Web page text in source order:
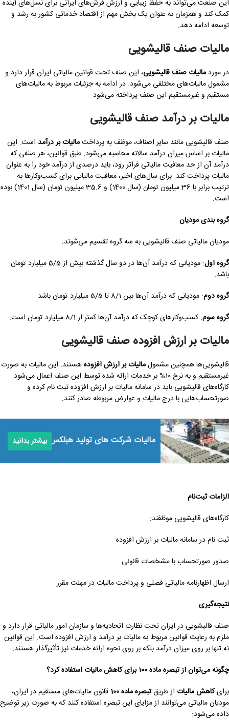
این صنعت می‌تواند به حفظ زیبایی و ارزش فرش‌های ایرانی برای نسل‌های آینده
کمک کند و همزمان به عنوان یک بخش مهم از اقتصاد خدماتی کشور به رشد و
توسعه ادامه دهد.
مالیات صنف قالیشویی
در موردمالیات صنف قالیشویی، این صنف تحت قوانین مالیاتی ایران قرار دارد و
مشمول مالیات‌های مختلفی می‌شود. در ادامه به جزئیات مربوط به مالیات‌های
مستقیم و غیرمستقیم این صنف پرداخته می‌شود.
مالیات بر درآمد صنف قالیشویی
صنف قالیشویی مانند سایر اصناف، موظف به پرداختمالیات بر درآمد است. این
مالیات بر اساس میزان درآمد سالانه محاسبه می‌شود. طبق قوانین، هر صنفی که
درآمد آن از حد معافیت مالیاتی فراتر رود، باید درصدی از درآمد خود را به عنوان
مالیات پرداخت کند. برای سال‌های اخیر، معافیت مالیاتی برای کسب‌وکارها به
ترتیب برابر با 36 میلیون تومان (سال 1400) و 35.6 میلیون تومان (سال 1401) بوده
است.
گروه بندی مودیان
مودیان مالیاتی صنف قالیشویی به سه گروه تقسیم می‌شوند:
گروه اول
: مودیانی که درآمد آن‌ها در دو سال گذشته بیش از 5/5 میلیارد تومان
باشد.
گروه دوم: مودیانی که درآمد آن‌ها بین 8/1 تا 5/5 میلیارد تومان باشد.
گروه سوم: کسب‌وکارهای کوچک که درآمد آن‌ها کمتر از 8/1 میلیارد تومان است.
مالیات بر ارزش افزوده صنف قالیشویی
قالیشویی‌ها همچنین مشمولمالیات بر ارزش افزودههستند. این مالیات به صورت
غیرمستقیم و به نرخ 10% بر خدمات ارائه شده توسط این صنف اعمال می‌شود.
کارگاه‌های قالیشویی باید در سامانه مالیات بر ارزش افزوده ثبت نام کرده و
صورتحساب‌هایی با درج مالیات و عوارض مربوطه صادر کنند.
مالیات شرکت های تولید هبلکس بیشتر بدانید
الزامات ثبت‌نام
کارگاه‌های قالیشویی موظفند:
ثبت نام در سامانه مالیات بر ارزش افزوده
صدور صورتحساب با مشخصات قانونی
ارسال اظهارنامه مالیاتی فصلی و پرداخت مالیات در مهلت مقرر
نتیجه‌گیری
صنف قالیشویی در ایران تحت نظارت اتحادیه‌ها و سازمان امور مالیاتی قرار دارد و
ملزم به رعایت قوانین مربوط به مالیات بر درآمد و ارزش افزوده است. این قوانین
نه تنها بر روی میزان درآمد بلکه بر روی نحوه ارائه خدمات نیز تأثیرگذار هستند.
چگونه می‌توان از تبصره ماده 100 برای کاهش مالیات استفاده کرد؟
برایکاهش مالیات از طریقتبصره ماده 100
قانون مالیات‌های مستقیم در ایران،
مودیان مالیاتی می‌توانند از مزایای این تبصره استفاده کنند که به صورت زیر توضیح
داده می‌شود: